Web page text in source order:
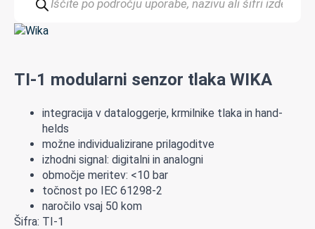
TI-1 modularni senzor tlaka WIKA
integracija v dataloggerje, krmilnike tlaka in hand-
helds
možne individualizirane prilagoditve
izhodni signal: digitalni in analogni
območje meritev: <10 bar
točnost po IEC 61298-2
naročilo vsaj 50 kom
Šifra: TI-1